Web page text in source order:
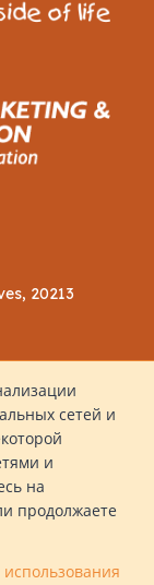
20213
сетей и
и
на
продолжаете